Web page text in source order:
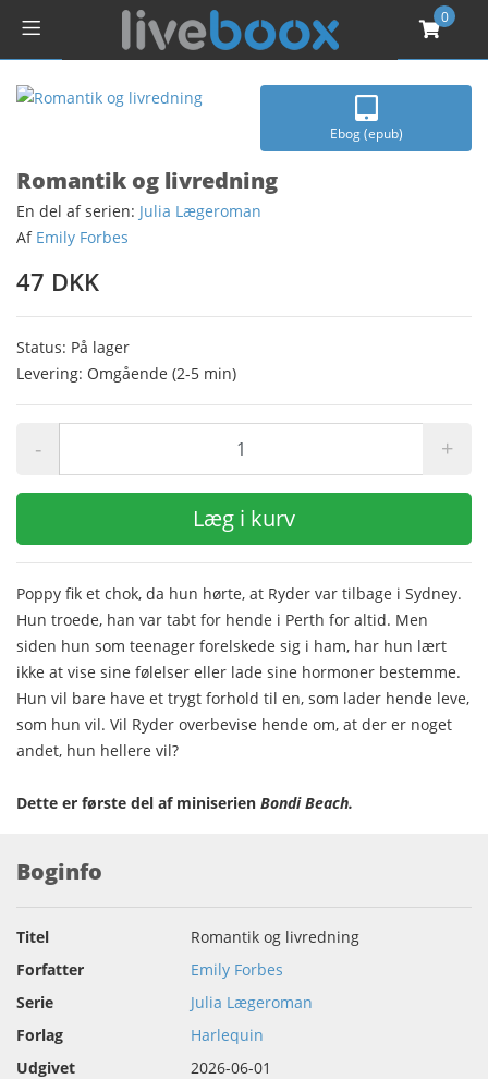
0
Ebog (epub)
Romantik og livredning
En del af serien: Julia Lægeroman
Af Emily Forbes
47 DKK
Status: På lager
Levering: Omgående (2-5 min)
- +
Læg i kurv
Poppy fik et chok, da hun hørte, at Ryder var tilbage i Sydney.
Hun troede, han var tabt for hende i Perth for altid. Men
siden hun som teenager forelskede sig i ham, har hun lært
ikke at vise sine følelser eller lade sine hormoner bestemme.
Hun vil bare have et trygt forhold til en, som lader hende leve,
som hun vil. Vil Ryder overbevise hende om, at der er noget
andet, hun hellere vil?
Dette er første del af miniserien Bondi Beach.
Boginfo
Titel
Romantik og livredning
Forfatter
Emily Forbes
Serie
Julia Lægeroman
Forlag
Harlequin
Udgivet
2026-06-01